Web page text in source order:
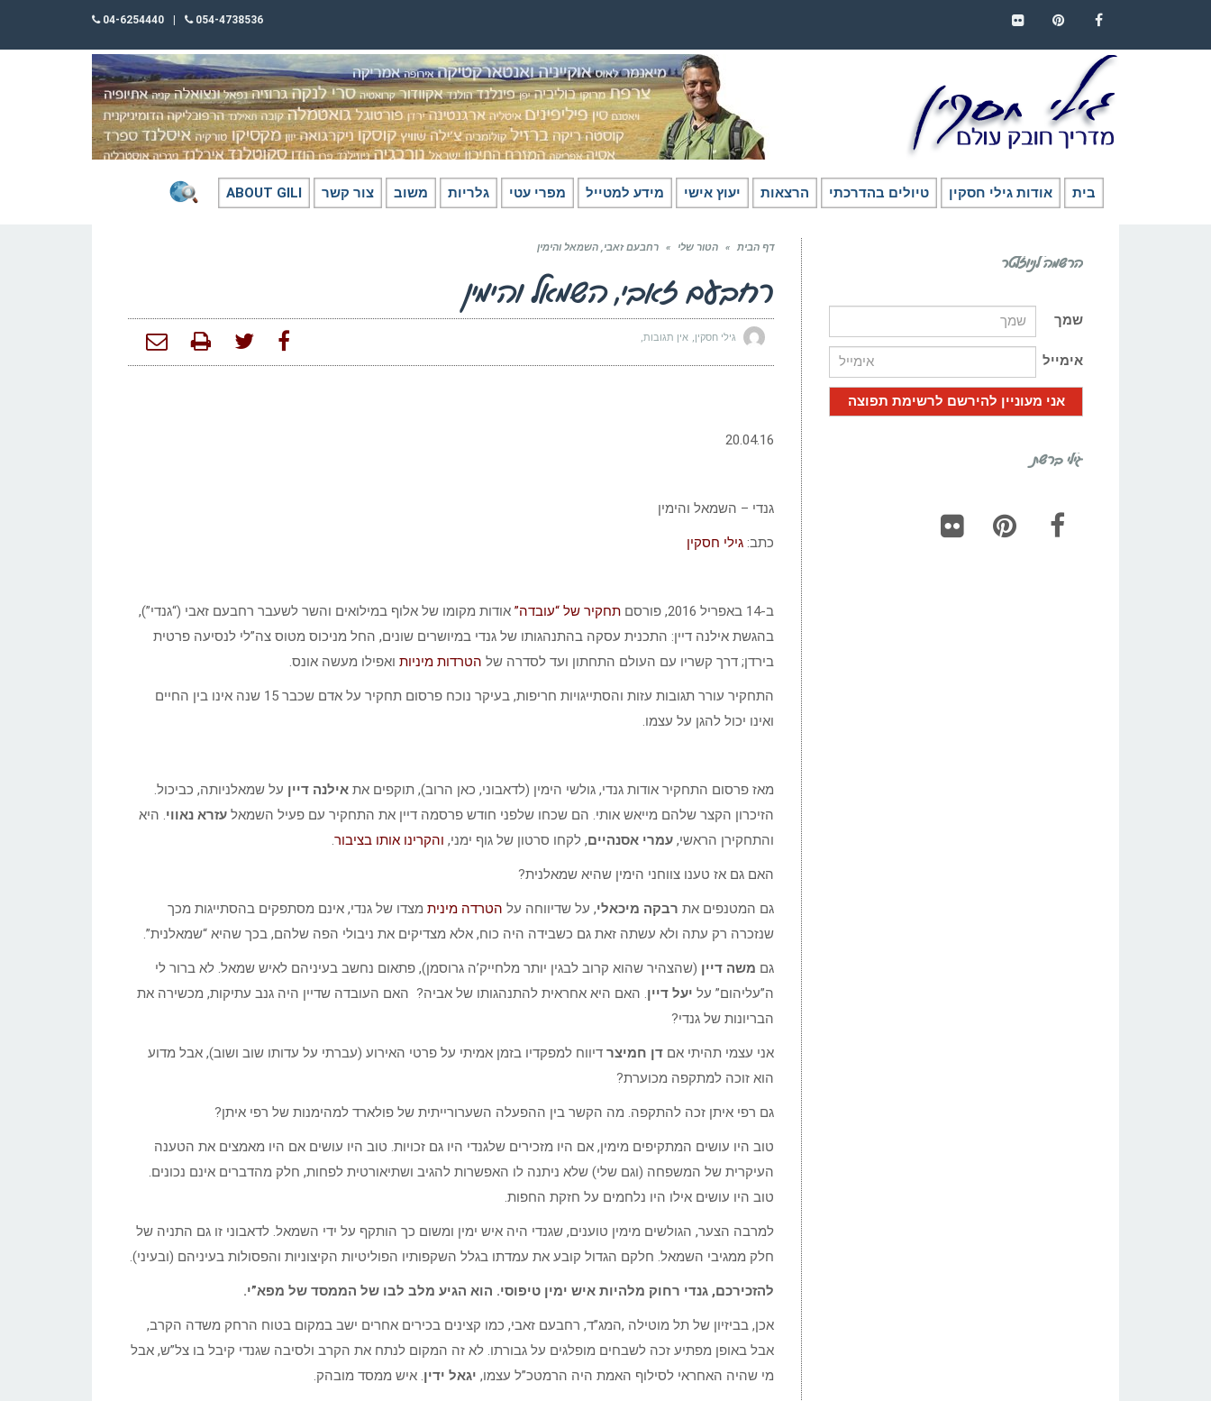
054-4738536
04-6254440
בית אודות גילי חסקין טיולים בהדרכתי הרצאות יעוץ אישי מידע למטייל מפרי עטי גלריות משוב צור קשר ABOUT GILI
דף הבית » הטור שלי » רחבעם זאבי, השמאל והימין
רחבעם זאבי, השמאל והימין
גילי חסקין אין תגובות
20.04.16
גנדי – השמאל והימין
כתב: גילי חסקין
ב-14 באפריל 2016, פורסם תחקיר של “עובדה” אודות מקומו של אלוף במילואים והשר לשעבר רחבעם זאבי (“גנדי”),
בהגשת אילנה דיין: התכנית עסקה בהתנהגותו של גנדי במיושרים שונים, החל מניכוס מטוס צה”לי לנסיעה פרטית
בירדן; דרך קשריו עם העולם התחתון ועד לסדרה של הטרדות מיניות ואפילו מעשה אונס.
התחקיר עורר תגובות עזות והסתייגויות חריפות, בעיקר נוכח פרסום תחקיר על אדם שכבר 15 שנה אינו בין החיים
ואינו יכול להגן על עצמו.
מאז פרסום התחקיר אודות גנדי, גולשי הימין (לדאבוני, כאן הרוב), תוקפים את אילנה דיין על שמאלניותה, כביכול.
הזיכרון הקצר שלהם מייאש אותי. הם שכחו שלפני חודש פרסמה דיין את התחקיר עם פעיל השמאל עזרא נאווי. היא
והתחקירן הראשי, עמרי אסנהיים, לקחו סרטון של גוף ימני, והקרינו אותו בציבור.
האם גם אז טענו צווחני הימין שהיא שמאלנית?
גם המטנפים את רבקה מיכאלי, על שדיווחה על הטרדה מינית מצדו של גנדי, אינם מסתפקים בהסתייגות מכך
שנזכרה רק עתה ולא עשתה זאת גם כשבידה היה כוח, אלא מצדיקים את ניבולי הפה שלהם, בכך שהיא “שמאלנית”.
גם משה דיין (שהצהיר שהוא קרוב לבגין יותר מלחייק’ה גרוסמן), פתאום נחשב בעיניהם לאיש שמאל. לא ברור לי
ה”עליהום” על יעל דיין. האם היא אחראית להתנהגותו של אביה? האם העובדה שדיין היה גנב עתיקות, מכשירה את
הבריונות של גנדי?
אני עצמי תהיתי אם דן חמיצר דיווח למפקדיו בזמן אמיתי על פרטי האירוע (עברתי על עדותו שוב ושוב), אבל מדוע
הוא זוכה למתקפה מכוערת?
גם רפי איתן זכה להתקפה. מה הקשר בין ההפעלה השערורייתית של פולארד למהימנות של רפי איתן?
טוב היו עושים המתקיפים מימין, אם היו מזכירים שלגנדי היו גם זכויות. טוב היו עושים אם היו מאמצים את הטענה
העיקרית של המשפחה (וגם שלי) שלא ניתנה לו האפשרות להגיב ושתיאורטית לפחות, חלק מהדברים אינם נכונים.
טוב היו עושים אילו היו נלחמים על חזקת החפות.
למרבה הצער, הגולשים מימין טוענים, שגנדי היה איש ימין ומשום כך הותקף על ידי השמאל. לדאבוני זו גם התניה של
חלק ממגיבי השמאל. חלקם הגדול קובע את עמדתו בגלל השקפותיו הפוליטיות הקיצוניות והפסולות בעיניהם (ובעיני).
להזכירכם, גנדי רחוק מלהיות איש ימין טיפוסי. הוא הגיע מלב לבו של הממסד של מפא”י.
אכן, בביזיון של תל מוטילה ,המג”ד, רחבעם זאבי, כמו קצינים בכירים אחרים ישב במקום בטוח הרחק משדה הקרב,
אבל באופן מפתיע זכה לשבחים מופלגים על גבורתו. לא זה המקום לנתח את הקרב ולסיבה שגנדי קיבל בו צל”ש, אבל
מי שהיה האחראי לסילוף האמת היה הרמטכ”ל עצמו, יגאל ידין. איש ממסד מובהק.
הרשמה לניוזלטר
שמך
אימייל
גילי ברשת